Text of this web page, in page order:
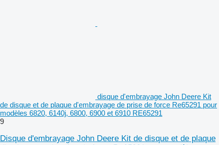
disque d'embrayage John Deere Kit
de disque et de plaque d'embrayage de prise de force Re65291 pour
modèles 6820, 6140j, 6800, 6900 et 6910 RE65291
9
Disque d'embrayage John Deere Kit de disque et de plaque